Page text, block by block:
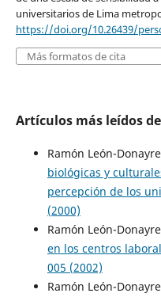
universitarios de Lima
https://doi.org/10.26439/
Más formatos de cita
Artículos más leídos
Ramón León-
biológicas y
percepción de los
(2000)
Ramón León-
en los centros
005 (2002)
Ramón León-